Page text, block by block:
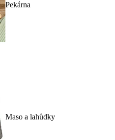
Pekárna
Maso a lahůdky